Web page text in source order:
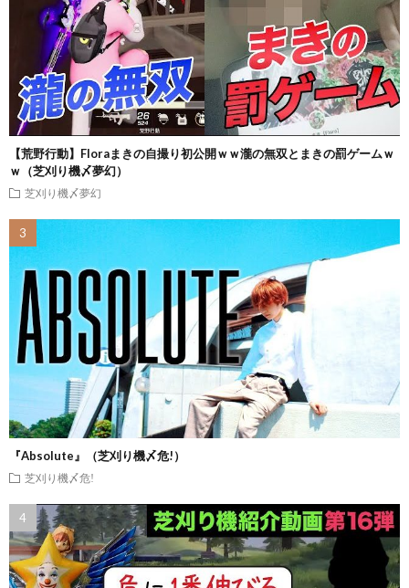
【荒野行動】Floraまきの自撮り初公開ｗｗ瀧の無双とまきの罰ゲームｗ
ｗ（芝刈り機〆夢幻）
芝刈り機〆夢幻
『Absolute』（芝刈り機〆危!）
芝刈り機〆危!